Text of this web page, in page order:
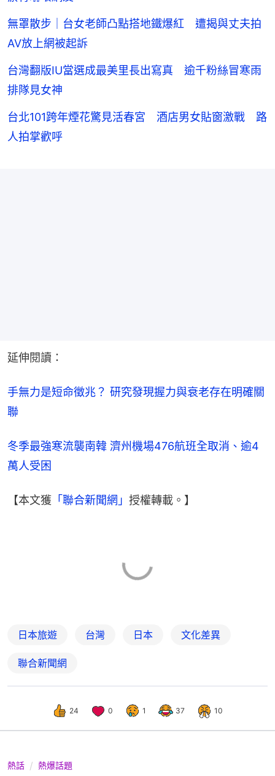
無罩散步｜台女老師凸點搭地鐵爆紅 遭揭與丈夫拍
AV放上網被起訴
台灣翻版IU當選成最美里長出寫真 逾千粉絲冒寒雨
排隊見女神
台北101跨年煙花驚見活春宮 酒店男女貼窗激戰 路
人拍掌歡呼
延伸閱讀：
手無力是短命徵兆？ 研究發現握力與衰老存在明確關
聯
冬季最強寒流襲南韓 濟州機場476航班全取消、逾4
萬人受困
【本文獲 「聯合新聞網」 授權轉載。】
日本旅遊 台灣 日本 文化差異
聯合新聞網
24 0 1 37 10
熱話 熱爆話題